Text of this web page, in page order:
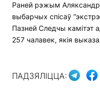
Раней рэжым
выбарчых спісаў
Пазней Следчы камітэт
257 чалавек, якія
ПАДЗЯЛІЦЦА: